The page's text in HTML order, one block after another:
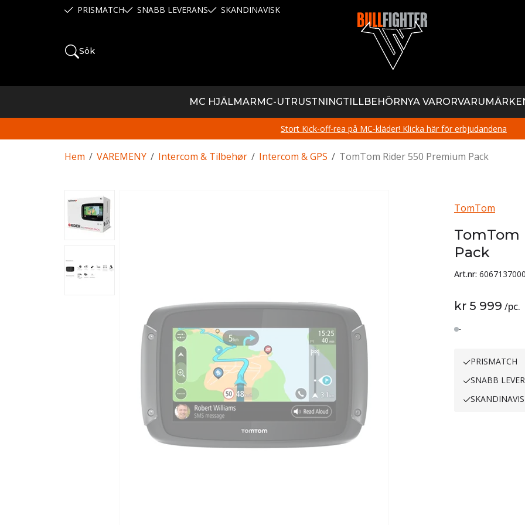
PRISMATCH SNABB LEVERANS SKANDINAVISK
Sök
MC HJÄLMARMC-UTRUSTNINGTILLBEHÖRNYA VAROR
Stort Kick-off-rea på MC-kläder! Klicka här för erbjudandena
/
Hem /
VAREMENY /
Intercom & Tilbehør /
Intercom & GPS TomTom Rider 550 Premium Pack
TomTom
TomTom
Pack
Art.nr:
kr 5 999 /pc.
Lager
-
PRISMATCH
SNABB